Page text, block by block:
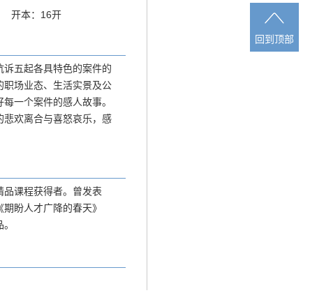
开本：16开
诉五起各具特色的案件的
场业态、生活实景及公
一个案件的感人故事。
欢离合与喜怒哀乐，感
课程获得者。曾发表
盼人才广降的春天》
回到顶部
回到顶部